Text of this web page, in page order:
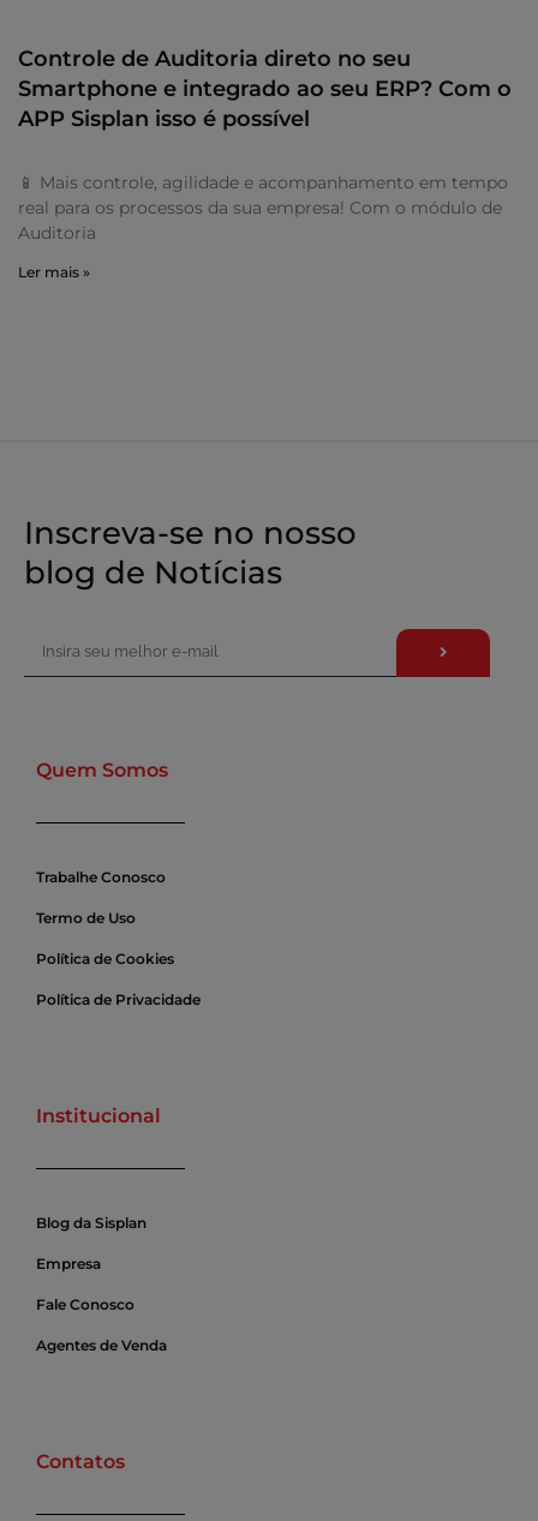
Controle de Auditoria direto no seu
Smartphone e integrado ao seu ERP? Com o
APP Sisplan isso é possível
📱 Mais controle, agilidade e acompanhamento em tempo
real para os processos da sua empresa! Com o módulo de
Auditoria
Ler mais »
Inscreva-se no nosso
blog de Notícias
Quem Somos
Trabalhe Conosco
Termo de Uso
Política de Cookies
Política de Privacidade
Institucional
Blog da Sisplan
Empresa
Fale Conosco
Agentes de Venda
Contatos